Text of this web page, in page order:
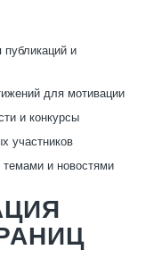
и
для мотивации
и конкурсы
участников
и новостями